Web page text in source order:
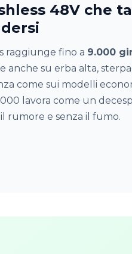
48V che
raggiunge fino a 9.000
anche su erba alta,
come sui modelli
lavora come un
rumore e senza il fumo.